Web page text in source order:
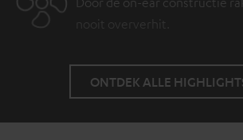
nooit oververhit.
ONTDEK ALLE